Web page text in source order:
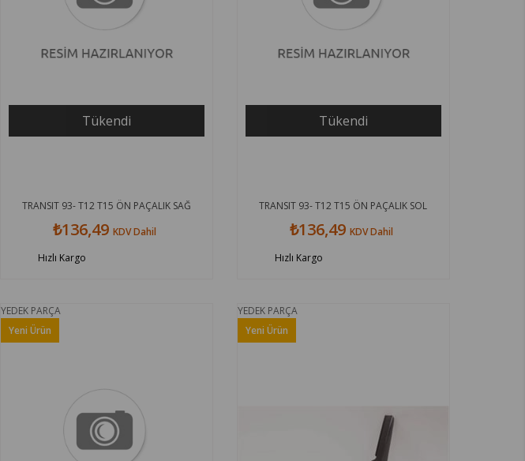
Tükendi
TRANSIT 93- T12 T15 ÖN PAÇALIK SAĞ
₺136,49 KDV Dahil
Hızlı Kargo
Tükendi
TRANSIT 93- T12 T15 ÖN PAÇALIK SOL
₺136,49 KDV Dahil
Hızlı Kargo
YEDEK PARÇA
Yeni Ürün
YEDEK PARÇA
Yeni Ürün